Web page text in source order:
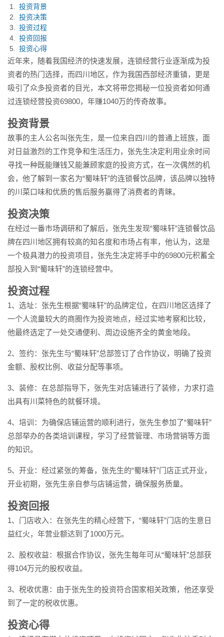
投资背景
投资决策
投资过程
投资回报
投资心得
近年来，随着我国经济的快速发展，连锁经营行业逐渐成为投
资者的热门选择，而四川地区，作为我国西部经济重镇，更是
吸引了众多投资者的目光，本文将带您揭秘一位投资者如何通
过连锁经营投资69800，年赚1040万的传奇故事。
投资背景
故事的主人公名叫张先生，是一位来自四川的普通上班族，面
对日益激烈的工作竞争和生活压力，张先生决定利用业余时间
寻找一种既能赚钱又能兼顾家庭的投资方式，在一次偶然的机
会，他了解到一家名为“蜀味轩”的连锁餐饮品牌，该品牌以独特
的川菜口味和优质的售后服务赢得了消费者的青睐。
投资决策
在经过一番市场调研和了解后，张先生发现“蜀味轩”连锁餐饮品
牌在四川地区拥有较高的知名度和市场占有率，他认为，这是
一个极具潜力的投资项目，张先生决定将手中的69800元积蓄全
部投入到“蜀味轩”的连锁经营中。
投资过程
1、选址：张先生根据“蜀味轩”的品牌定位，在四川地区选择了
一个人流量较大的商圈作为投资地点，经过实地考察和比较，
他最终选定了一处交通便利、周边设施齐全的黄金地段。
2、签约：张先生与“蜀味轩”总部签订了合作协议，明确了投资
金额、股权比例、收益分配等事项。
3、装修：在总部指导下，张先生对店铺进行了装修，力求打造
出具有川菜特色的就餐环境。
4、培训：为确保店铺运营的顺利进行，张先生参加了“蜀味轩”
总部举办的各类培训课程，学习了经营管理、市场营销等方面
的知识。
5、开业：经过紧张的筹备，张先生的“蜀味轩”门店正式开业，
开业初期，张先生亲自参与店铺运营，确保服务质量。
投资回报
1、门店收入：在张先生的精心经营下，“蜀味轩”门店的生意日
益红火，年营业额达到了1000万元。
2、股权收益：根据合作协议，张先生每年可从“蜀味轩”总部获
得104万元的股权收益。
3、税收优惠：由于张先生的投资符合国家相关政策，他还享受
到了一定的税收优惠。
投资心得